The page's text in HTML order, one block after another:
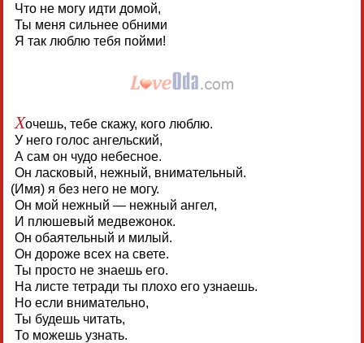
Что не могу идти домой,
Ты меня сильнее обними
Я так люблю тебя пойми!
Хочешь, тебе скажу, кого люблю.
У него голос ангельский,
А сам он чудо небесное.
Он ласковый, нежный, внимательный.
(Имя) я без него не могу.
Он мой нежный — нежный ангел,
И плюшевый медвежонок.
Он обаятельный и милый.
Он дороже всех на свете.
Ты просто не знаешь его.
На листе тетради ты плохо его узнаешь.
Но если внимательно,
Ты будешь читать,
То можешь узнать.